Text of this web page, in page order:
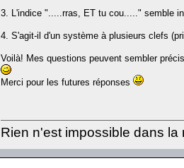
3. L'indice ".....rras, ET tu cou....." semble
4. S'agit-il d'un système à plusieurs clefs
Voilà! Mes questions peuvent sembler
Merci pour les futures réponses
Rien n'est impossible dans